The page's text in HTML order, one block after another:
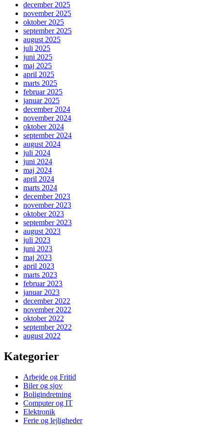
TV-
møbler
til
dit
hjem
december 2025
november 2025
oktober 2025
september 2025
august 2025
juli 2025
juni 2025
maj 2025
april 2025
marts 2025
februar 2025
januar 2025
december 2024
november 2024
oktober 2024
september 2024
august 2024
juli 2024
juni 2024
maj 2024
april 2024
marts 2024
december 2023
november 2023
oktober 2023
september 2023
august 2023
juli 2023
juni 2023
maj 2023
april 2023
marts 2023
februar 2023
januar 2023
december 2022
november 2022
oktober 2022
september 2022
august 2022
Kategorier
Arbejde og Fritid
Biler og sjov
Boligindretning
Computer og IT
Elektronik
Ferie og lejligheder